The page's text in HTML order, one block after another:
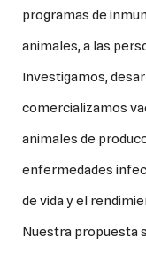
programas de
animales, a las
Investigamos,
comercializamos
animales de
enfermedades
de vida y el
Nuestra propuesta